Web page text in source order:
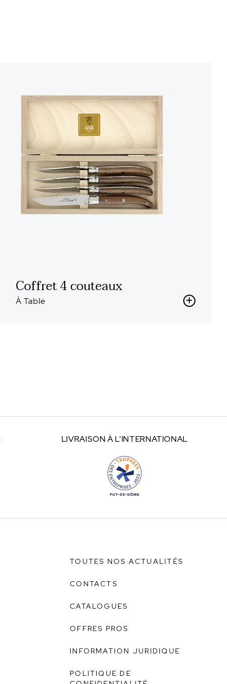
Coffret 4 couteaux
À Table
LIVRAISON ÀL’INTERNATIONAL
TOUTES NOS ACTUALITÉS
CONTACTS
CATALOGUES
OFFRES PROS
INFORMATION JURIDIQUE
POLITIQUE DE